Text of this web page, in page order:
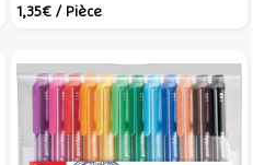
1,35€ / Pièce